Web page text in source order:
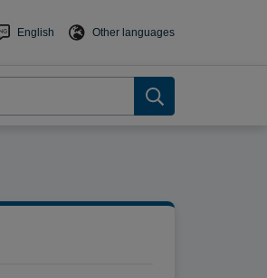
English Other languages